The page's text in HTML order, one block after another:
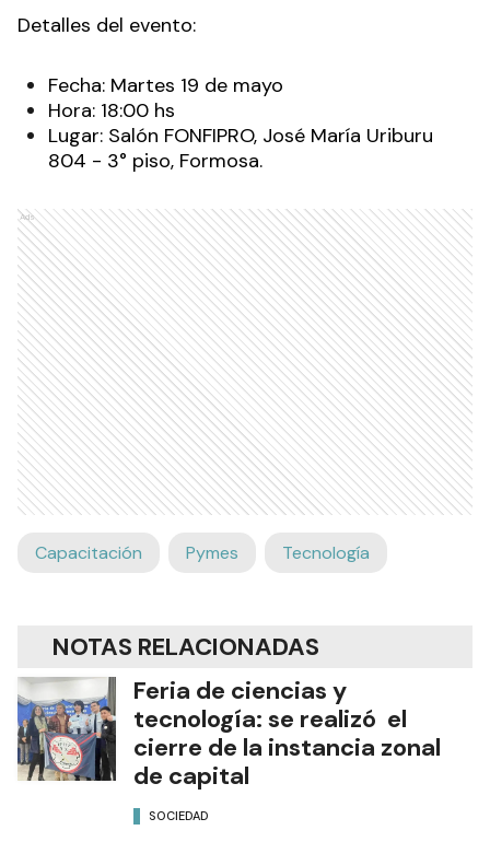
Detalles del evento:
Fecha: Martes 19 de mayo
Hora: 18:00 hs
Lugar: Salón FONFIPRO, José María Uriburu
804 - 3° piso, Formosa.
Ads
Capacitación Pymes Tecnología
NOTAS RELACIONADAS
Feria de ciencias y
tecnología: se realizó el
cierre de la instancia zonal
de capital
SOCIEDAD